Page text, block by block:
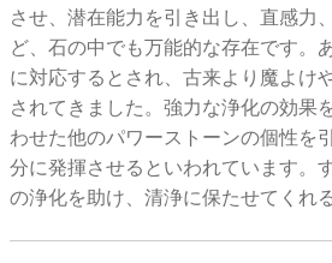
させ、潜在能力を引き出し、直感力
ど、石の中でも万能的な存在です。
に対応するとされ、古来より魔よけ
されてきました。強力な浄化の効果
わせた他のパワーストーンの個性を
分に発揮させるといわれています。
の浄化を助け、清浄に保たせてくれ